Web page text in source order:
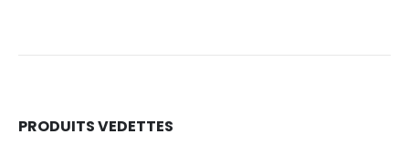
PRODUITS VEDETTES